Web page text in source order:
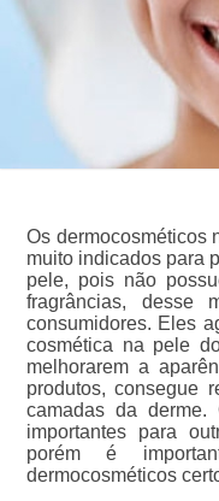
Os dermocosméticos
muito indicados para
pele, pois não
fragrâncias, desse
consumidores. Eles
cosmética na pele
melhorarem a
produtos, consegue
camadas da derme.
importantes para
porém é
dermocosméticos